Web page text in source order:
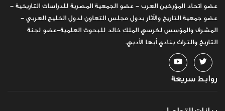
عضو اتحاد المؤرخين العرب - عضو الجمعية المصرية للدراسات التاريخية -
عضو جمعية التاريخ والآثار بدول مجلس التعاون لدول الخليج العربي -
المشرف والمؤسس لكرسي الملك خالد للبحوث العلمية-عضو لجنة
التاريخ والتراث بنادي أبها الأدبي.
روابط سريعة